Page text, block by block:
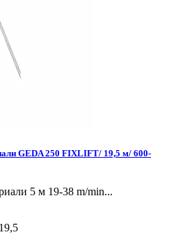
GEDA 250 FIXLIFT/ 19,5 м/ 600-
5 м 19-38 m/min...